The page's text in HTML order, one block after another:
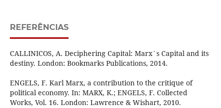
REFERÊNCIAS
CALLINICOS, A. Deciphering Capital: Marx´s Capital and its
destiny. London: Bookmarks Publications, 2014.
ENGELS, F. Karl Marx, a contribution to the critique of
political economy. In: MARX, K.; ENGELS, F. Collected
Works, Vol. 16. London: Lawrence & Wishart, 2010.